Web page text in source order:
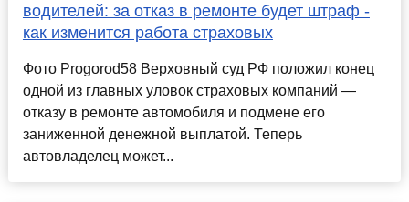
водителей: за отказ в ремонте будет штраф -
как изменится работа страховых
Фото Progorod58 Верховный суд РФ положил конец
одной из главных уловок страховых компаний —
отказу в ремонте автомобиля и подмене его
заниженной денежной выплатой. Теперь
автовладелец может...